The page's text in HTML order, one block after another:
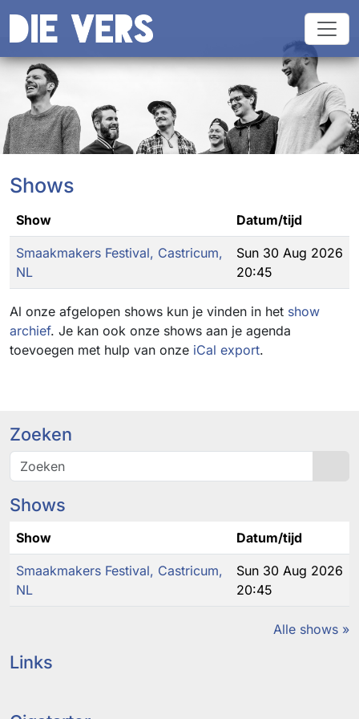
Shows
Show Datum/tijd
Smaakmakers Festival, Castricum,
NL
Sun 30 Aug 2026
20:45
Al onze afgelopen shows kun je vinden in het show
archief. Je kan ook onze shows aan je agenda
toevoegen met hulp van onze iCal export.
Zoeken
Shows
Show Datum/tijd
Smaakmakers Festival, Castricum,
NL
Sun 30 Aug 2026
20:45
Alle shows »
Links